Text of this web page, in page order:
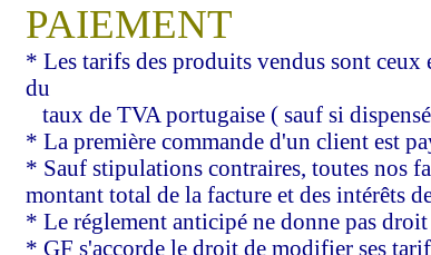
PAIEMENT
* Les tarifs des produits vendus sont ceux
du
taux de TVA portugaise ( sauf si
* La première commande d'un client est
* Sauf stipulations contraires, toutes nos
montant total de la facture et des intérêts
* Le réglement anticipé ne donne pas droit
* GF s'accorde le droit de modifier ses